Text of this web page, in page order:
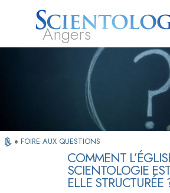
Angers
Qu’est-ce que la
Scientologie ?
» FOIRE AUX QUESTIONS
COMMENT
SCIENTOLOGIE
ELLE STRUCTURÉE